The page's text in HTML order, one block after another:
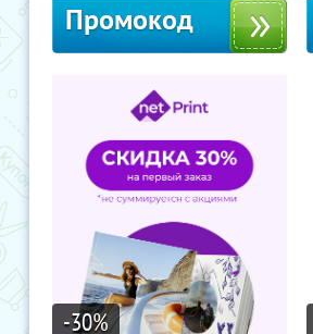
Промокод
-30%